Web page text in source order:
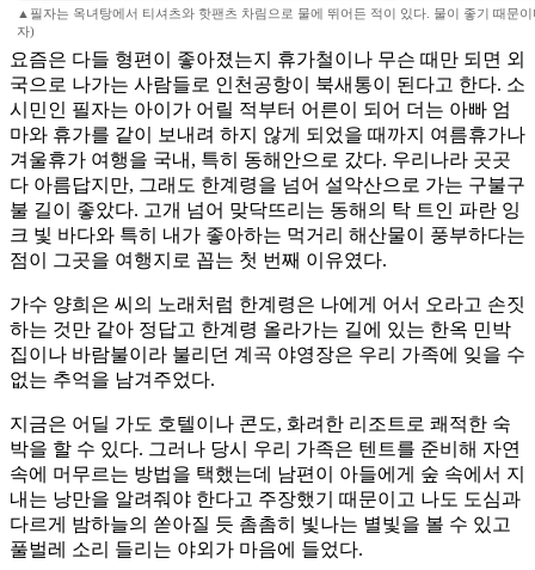
▲필자는 옥녀탕에서 티셔츠와 핫팬츠 차림으로 물에 뛰어든 적이 있다. 물이 좋기 때문
자)
요즘은 다들 형편이 좋아졌는지 휴가철이나 무슨 때만 되면 외
국으로 나가는 사람들로 인천공항이 북새통이 된다고 한다. 소
시민인 필자는 아이가 어릴 적부터 어른이 되어 더는 아빠 엄
마와 휴가를 같이 보내려 하지 않게 되었을 때까지 여름휴가나
겨울휴가 여행을 국내, 특히 동해안으로 갔다. 우리나라 곳곳
다 아름답지만, 그래도 한계령을 넘어 설악산으로 가는 구불구
불 길이 좋았다. 고개 넘어 맞닥뜨리는 동해의 탁 트인 파란 잉
크 빛 바다와 특히 내가 좋아하는 먹거리 해산물이 풍부하다는
점이 그곳을 여행지로 꼽는 첫 번째 이유였다.
가수 양희은 씨의 노래처럼 한계령은 나에게 어서 오라고 손짓
하는 것만 같아 정답고 한계령 올라가는 길에 있는 한옥 민박
집이나 바람불이라 불리던 계곡 야영장은 우리 가족에 잊을 수
없는 추억을 남겨주었다.
지금은 어딜 가도 호텔이나 콘도, 화려한 리조트로 쾌적한 숙
박을 할 수 있다. 그러나 당시 우리 가족은 텐트를 준비해 자연
속에 머무르는 방법을 택했는데 남편이 아들에게 숲 속에서 지
내는 낭만을 알려줘야 한다고 주장했기 때문이고 나도 도심과
다르게 밤하늘의 쏟아질 듯 촘촘히 빛나는 별빛을 볼 수 있고
풀벌레 소리 들리는 야외가 마음에 들었다.